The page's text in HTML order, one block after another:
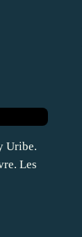
Uribe.
Les